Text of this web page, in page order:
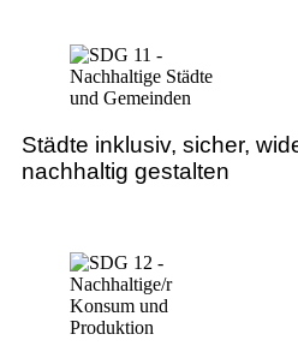
Städte inklusiv, sicher,
nachhaltig gestalten